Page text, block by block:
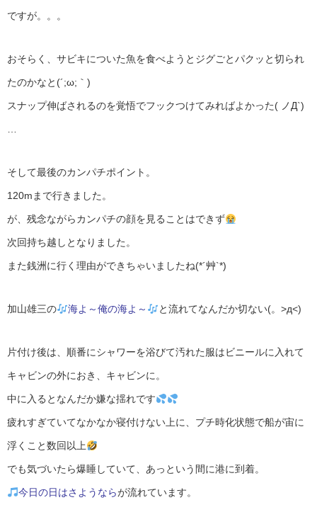
ですが。。。
おそらく、サビキについた魚を食べようとジグごとパクッと切られ
たのかなと(´;ω;｀)
スナップ伸ばされるのを覚悟でフックつけてみればよかった( ノД`)
…
そして最後のカンパチポイント。
120mまで行きました。
が、残念ながらカンパチの顔を見ることはできず
次回持ち越しとなりました。
また銭洲に行く理由ができちゃいましたね(*´艸`*)
加山雄三の 海よ～俺の海よ～ と流れてなんだか切ない(。>д<)
片付け後は、順番にシャワーを浴びて汚れた服はビニールに入れて
キャビンの外におき、キャビンに。
中に入るとなんだか嫌な揺れです
疲れすぎていてなかなか寝付けない上に、プチ時化状態で船が宙に
浮くこと数回以上
でも気づいたら爆睡していて、あっという間に港に到着。
今日の日はさようならが流れています。